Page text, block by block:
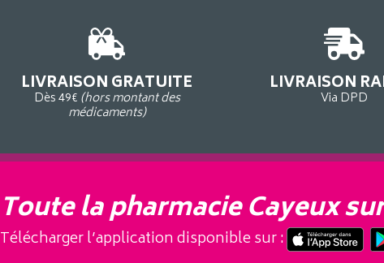
LIVRAISON GRATUITE
Dès 49€ (hors montant des
médicaments)
LIVRAISON
Via DPD
Toute la pharmacie Cayeux
Télécharger l’application disponible sur :